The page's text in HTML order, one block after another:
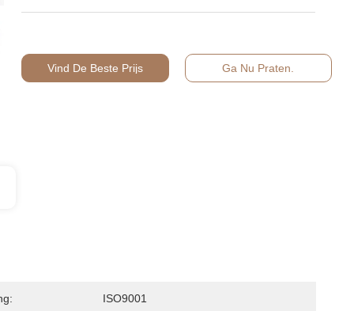
Vind De Beste Prijs Ga Nu Praten.
ISO9001